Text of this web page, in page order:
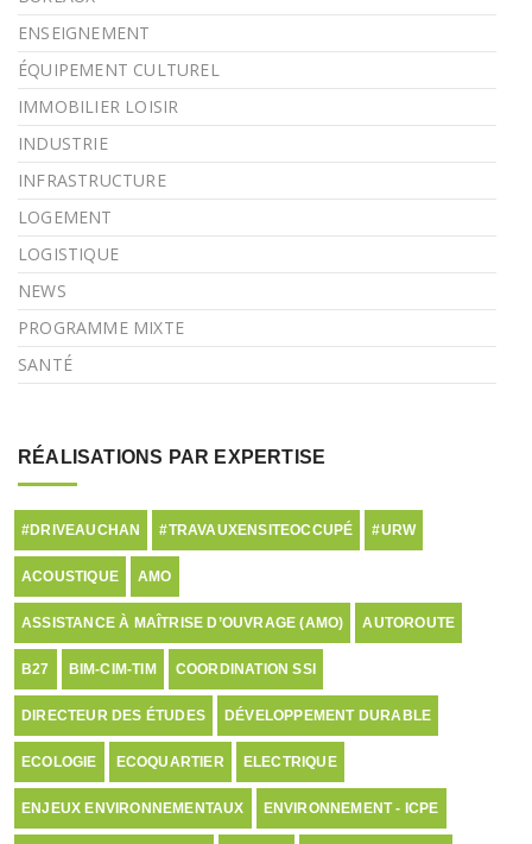
ENSEIGNEMENT
ÉQUIPEMENT CULTUREL
IMMOBILIER LOISIR
INDUSTRIE
INFRASTRUCTURE
LOGEMENT
LOGISTIQUE
NEWS
PROGRAMME MIXTE
SANTÉ
RÉALISATIONS PAR EXPERTISE
#DRIVEAUCHAN #TRAVAUXENSITEOCCUPÉ #URW
ACOUSTIQUE AMO
ASSISTANCE À MAÎTRISE D’OUVRAGE (AMO) AUTOROUTE
B27 BIM-CIM-TIM COORDINATION SSI
DIRECTEUR DES ÉTUDES DÉVELOPPEMENT DURABLE
ECOLOGIE ECOQUARTIER ELECTRIQUE
ENJEUX ENVIRONNEMENTAUX ENVIRONNEMENT - ICPE